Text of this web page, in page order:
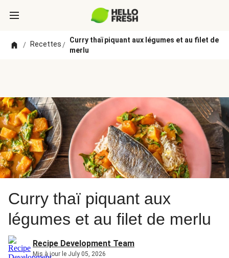
/ Recettes/
Curry thaï piquant aux légumes et au filet de
merlu
Curry thaï piquant aux
légumes et au filet de merlu
Recipe Development Team
Mis à jour le July 05, 2026